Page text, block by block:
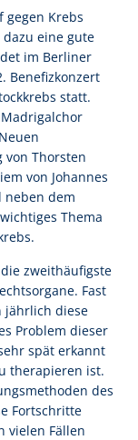
Krebs
eine gute
im Berliner
Benefizkonzert
statt.
von Thorsten
von Johannes
neben dem
Thema
zweithäufigste
Fast
jährlich diese
Problem dieser
spät erkannt
therapieren ist.
des
Fortschritte
vielen Fällen